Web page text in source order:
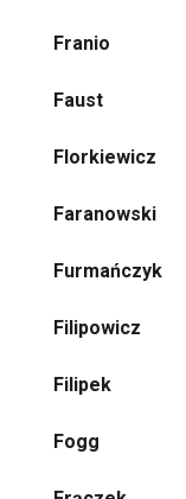
Franio
Faust
Florkiewicz
Faranowski
Furmańczyk
Filipowicz
Filipek
Fogg